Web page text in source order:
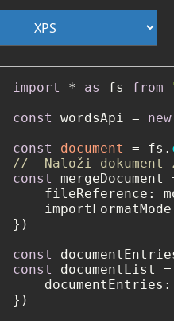
import * as fs from
const
wordsApi = new
const
document = fs.
//  Naloži dokument
const
mergeDocument
fileReference :
importFormatMode
})
const
const
documentList =
documentEntries :
})